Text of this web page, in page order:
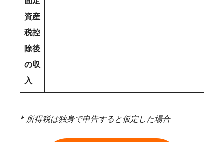
資産
税控
除後
の収
入
* 所得税は独身で申告すると仮定した場合